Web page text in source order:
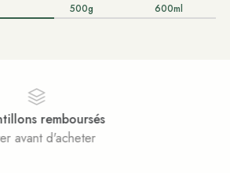
500g
600ml
Paiement sécurisé
Achats 100% sécurisés